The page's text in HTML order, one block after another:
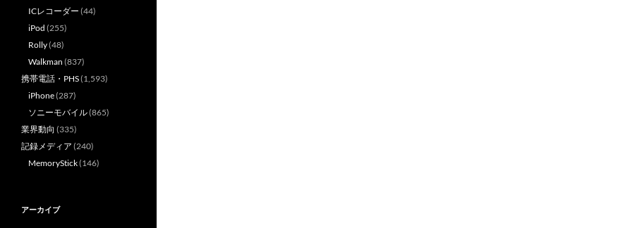
ICレコーダー (44)
iPod (255)
Rolly(48)
Walkman (837)
携帯電話・PHS(1,593)
iPhone(287)
ソニーモバイル(865)
業界動向 (335)
記録メディア (240)
MemoryStick(146)
アーカイブ